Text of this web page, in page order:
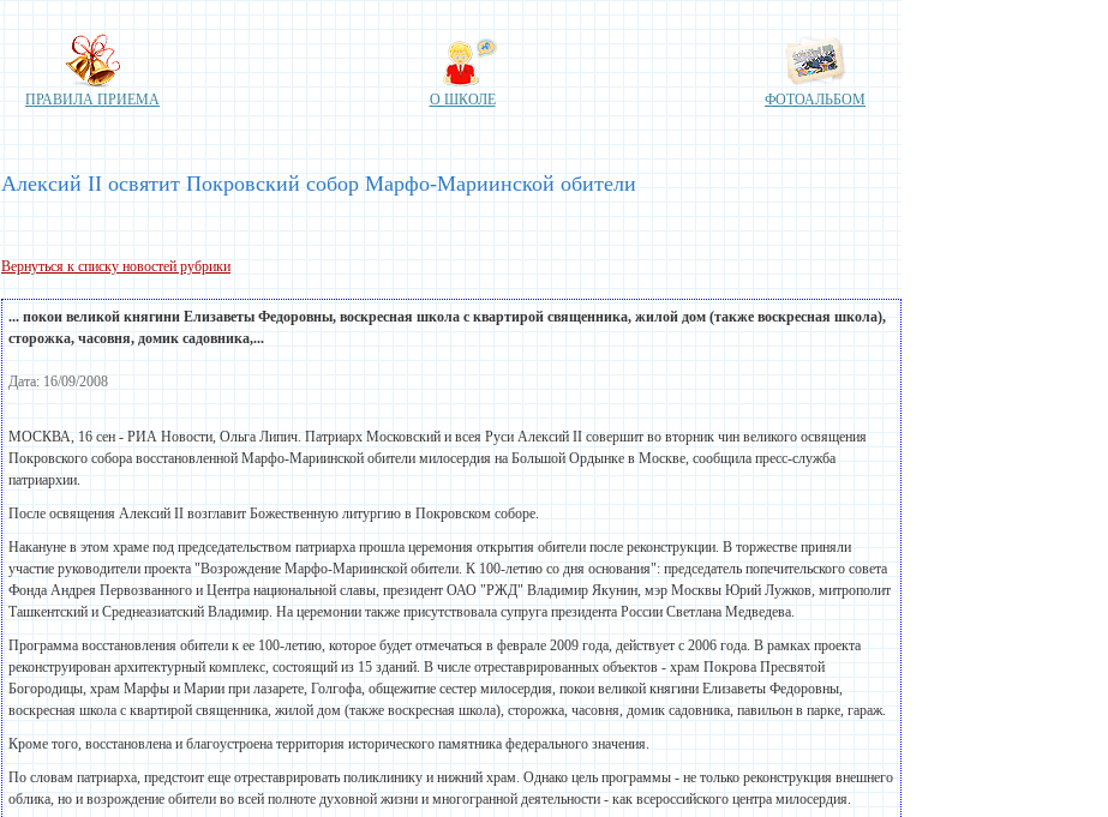
ПРАВИЛА ПРИЕМА О ШКОЛЕ ФОТОАЛЬБОМ
Алексий II освятит Покровский собор Марфо-Мариинской обители
Вернуться к списку новостей рубрики
... покои великой княгини Елизаветы Федоровны, воскреснаяшкола с квартирой священника, жилой дом (также воскреснаяшкола),
сторожка, часовня, домик садовника,...
Дата: 16/09/2008
МОСКВА, 16 сен - РИА Новости, Ольга Липич. Патриарх Московский и всея Руси Алексий II совершит во вторник чин великого освящения
Покровского собора восстановленной Марфо-Мариинской обители милосердия на Большой Ордынке в Москве, сообщила пресс-служба
патриархии.
После освящения Алексий II возглавит Божественную литургию в Покровском соборе.
Накануне в этом храме под председательством патриарха прошла церемония открытия обители после реконструкции. В торжестве приняли
участие руководители проекта "Возрождение Марфо-Мариинской обители. К 100-летию со дня основания": председатель попечительского совета
Фонда Андрея Первозванного и Центра национальной славы, президент ОАО "РЖД" Владимир Якунин, мэр Москвы Юрий Лужков, митрополит
Ташкентский и Среднеазиатский Владимир. На церемонии также присутствовала супруга президента России Светлана Медведева.
Программа восстановления обители к ее 100-летию, которое будет отмечаться в феврале 2009 года, действует с 2006 года. В рамках проекта
реконструирован архитектурный комплекс, состоящий из 15 зданий. В числе отреставрированных объектов - храм Покрова Пресвятой
Богородицы, храм Марфы и Марии при лазарете, Голгофа, общежитие сестер милосердия, покои великой княгини Елизаветы Федоровны,
воскресная школа с квартирой священника, жилой дом (также воскресная школа), сторожка, часовня, домик садовника, павильон в парке, гараж.
Кроме того, восстановлена и благоустроена территория исторического памятника федерального значения.
По словам патриарха, предстоит еще отреставрировать поликлинику и нижний храм. Однако цель программы - не только реконструкция внешнего
облика, но и возрождение обители во всей полноте духовной жизни и многогранной деятельности - как всероссийского центра милосердия.